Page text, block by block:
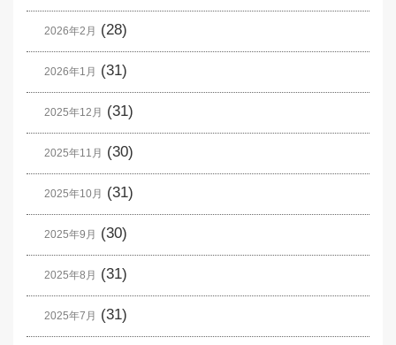
2026年2月 (28)
2026年1月 (31)
2025年12月 (31)
2025年11月 (30)
2025年10月 (31)
2025年9月 (30)
2025年8月 (31)
2025年7月 (31)